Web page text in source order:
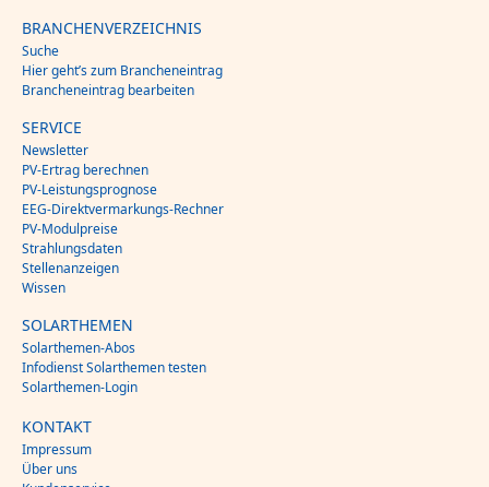
BRANCHENVERZEICHNIS
Suche
Hier geht’s zum Brancheneintrag
Brancheneintrag bearbeiten
SERVICE
Newsletter
PV-Ertrag berechnen
PV-Leistungsprognose
EEG-Direktvermarkungs-Rechner
PV-Modulpreise
Strahlungsdaten
Stellenanzeigen
Wissen
SOLARTHEMEN
Solarthemen-Abos
Infodienst Solarthemen testen
Solarthemen-Login
KONTAKT
Impressum
Über uns